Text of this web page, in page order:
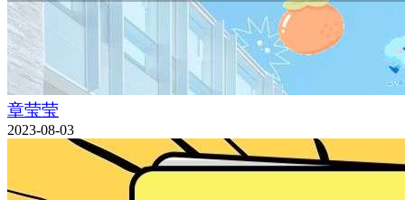
章莹莹
2023-08-03